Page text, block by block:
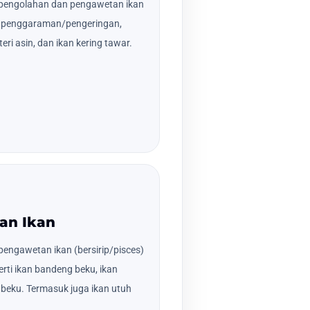
dan pengawetan ikan
pengeringan,
asin, dan ikan kering tawar.
Ikan
ikan (bersirip/pisces)
ikan bandeng beku, ikan
Termasuk juga ikan utuh